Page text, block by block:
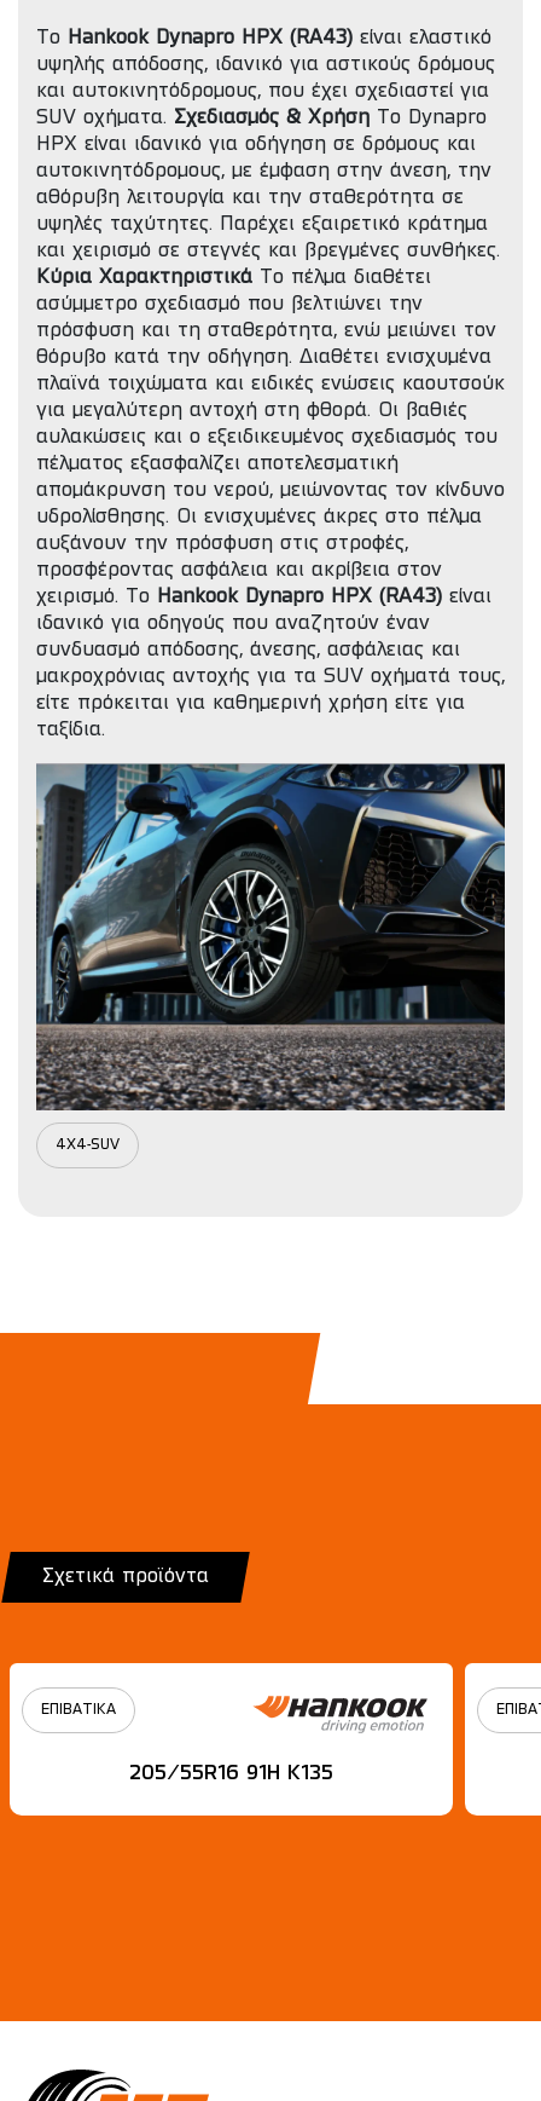
Το Hankook Dynapro HPX (RA43) είναι ελαστικό
υψηλής απόδοσης, ιδανικό για αστικούς δρόμους
και αυτοκινητόδρομους, που έχει σχεδιαστεί για
SUV οχήματα. Σχεδιασμός & Χρήση Το Dynapro
HPX είναι ιδανικό για οδήγηση σε δρόμους και
αυτοκινητόδρομους, με έμφαση στην άνεση, την
αθόρυβη λειτουργία και την σταθερότητα σε
υψηλές ταχύτητες. Παρέχει εξαιρετικό κράτημα
και χειρισμό σε στεγνές και βρεγμένες συνθήκες.
Κύρια Χαρακτηριστικά Το πέλμα διαθέτει
ασύμμετρο σχεδιασμό που βελτιώνει την
πρόσφυση και τη σταθερότητα, ενώ μειώνει τον
θόρυβο κατά την οδήγηση. Διαθέτει ενισχυμένα
πλαϊνά τοιχώματα και ειδικές ενώσεις καουτσούκ
για μεγαλύτερη αντοχή στη φθορά. Οι βαθιές
αυλακώσεις και ο εξειδικευμένος σχεδιασμός του
πέλματος εξασφαλίζει αποτελεσματική
απομάκρυνση του νερού, μειώνοντας τον κίνδυνο
υδρολίσθησης. Οι ενισχυμένες άκρες στο πέλμα
αυξάνουν την πρόσφυση στις στροφές,
προσφέροντας ασφάλεια και ακρίβεια στον
χειρισμό. Το
Hankook Dynapro HPX (RA43) είναι
ιδανικό για οδηγούς που αναζητούν έναν
συνδυασμό απόδοσης, άνεσης, ασφάλειας και
μακροχρόνιας αντοχής για τα SUV οχήματά τους,
είτε πρόκειται για καθημερινή χρήση είτε για
ταξίδια.
4X4-SUV
Σχετικά προϊόντα
ΕΠΙΒΑΤΙΚΑ
205/55R16 91H Κ135